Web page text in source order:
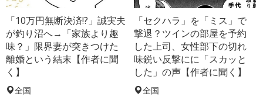
「10万円無断決済!?」誠実夫
が釣り沼へ→「家族より趣
味？」限界妻が突きつけた
離婚という結末【作者に聞
く】
全国
「セクハラ」を「ミス」で
撃退？ツインの部屋を予約
した上司、女性部下の切れ
味鋭い反撃にに「スカッと
した」の声【作者に聞く】
全国